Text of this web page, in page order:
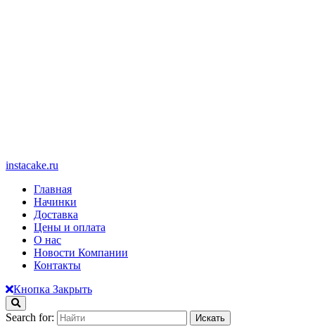
instacake.ru
Главная
Начинки
Доставка
Цены и оплата
О нас
Новости Компании
Контакты
Кнопка Закрыть
Search for: